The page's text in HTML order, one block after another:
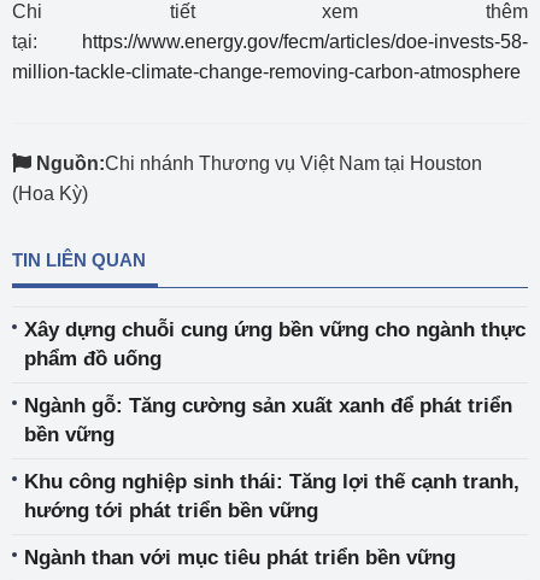
Chi tiết xem thêm
tại:
https://www.energy.gov/fecm/articles/doe-invests-58-
million-tackle-climate-change-removing-carbon-atmosphere
Nguồn:Chi nhánh Thương vụ Việt Nam tại Houston
(Hoa Kỳ)
TIN LIÊN QUAN
Xây dựng chuỗi cung ứng bền vững cho ngành thực
phẩm đồ uống
Ngành gỗ: Tăng cường sản xuất xanh để phát triển
bền vững
Khu công nghiệp sinh thái: Tăng lợi thế cạnh tranh,
hướng tới phát triển bền vững
Ngành than với mục tiêu phát triển bền vững